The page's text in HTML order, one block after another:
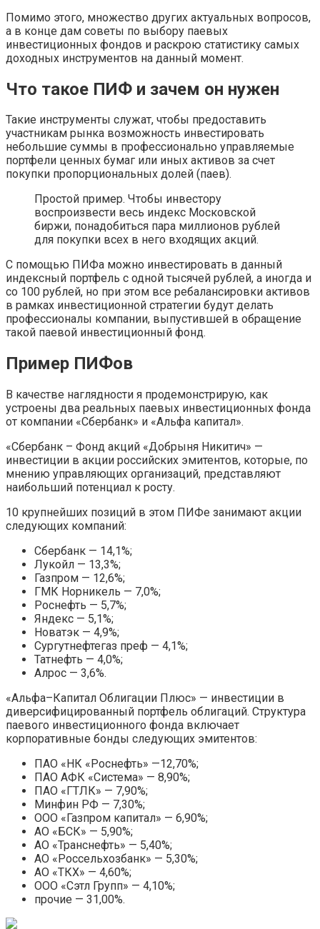
Помимо этого, множество других актуальных вопросов,
а в конце дам советы по выбору паевых
инвестиционных фондов и раскрою статистику самых
доходных инструментов на данный момент.
Что такое ПИФ и зачем он нужен
Такие инструменты служат, чтобы предоставить
участникам рынка возможность инвестировать
небольшие суммы в профессионально управляемые
портфели ценных бумаг или иных активов за счет
покупки пропорциональных долей (паев).
Простой пример. Чтобы инвестору
воспроизвести весь индекс Московской
биржи, понадобиться пара миллионов рублей
для покупки всех в него входящих акций.
С помощью ПИФа можно инвестировать в данный
индексный портфель с одной тысячей рублей, а иногда и
со 100 рублей, но при этом все ребалансировки активов
в рамках инвестиционной стратегии будут делать
профессионалы компании, выпустившей в обращение
такой паевой инвестиционный фонд.
Пример ПИФов
В качестве наглядности я продемонстрирую, как
устроены два реальных паевых инвестиционных фонда
от компании «Сбербанк» и «Альфа капитал».
«Сбербанк – Фонд акций «Добрыня Никитич» —
инвестиции в акции российских эмитентов, которые, по
мнению управляющих организаций, представляют
наибольший потенциал к росту.
10 крупнейших позиций в этом ПИФе занимают акции
следующих компаний:
Сбербанк — 14,1%;
Лукойл — 13,3%;
Газпром — 12,6%;
ГМК Норникель — 7,0%;
Роснефть — 5,7%;
Яндекс — 5,1%;
Новатэк — 4,9%;
Сургутнефтегаз преф — 4,1%;
Татнефть — 4,0%;
Алрос — 3,6%.
«Альфа–Капитал Облигации Плюс» — инвестиции в
диверсифицированный портфель облигаций. Структура
паевого инвестиционного фонда включает
корпоративные бонды следующих эмитентов:
ПАО «НК «Роснефть» —12,70%;
ПАО АФК «Система» — 8,90%;
ПАО «ГТЛК» — 7,90%;
Минфин РФ — 7,30%;
ООО «Газпром капитал» — 6,90%;
АО «БСК» — 5,90%;
АО «Транснефть» — 5,40%;
АО «Россельхозбанк» — 5,30%;
АО «ТКХ» — 4,60%;
ООО «Сэтл Групп» — 4,10%;
прочие — 31,00%.